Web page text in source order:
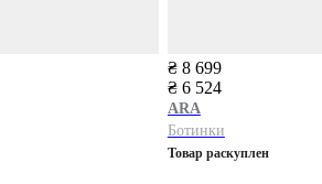
₴ 8 699
₴ 6 524
ARA
Ботинки
Товар раскуплен